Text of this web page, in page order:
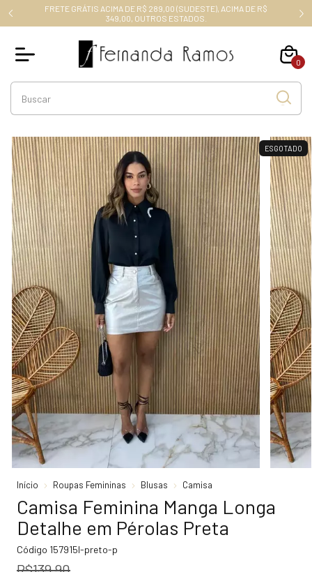
FRETE GRÁTIS ACIMA DE R$ 289,00 (SUDESTE), ACIMA DE R$
349,00, OUTROS ESTADOS.
0
ESGOTADO
Início Roupas Femininas Blusas Camisa
Camisa Feminina Manga Longa
Detalhe em Pérolas Preta
Código 157915I-preto-p